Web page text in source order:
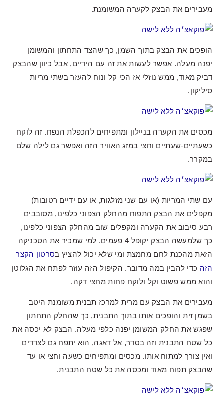
מעבירים את הבצק לקערה המשומנת.
הופכים את הבצק בתוך השמן, כך שהצד התחתון והמשומן
יפנה מעלה. אפשר לעשות את זה עם הידיים, אבל כיוון שהבצק
דביק מאוד, ממש נוזלי אז הכי קל ונוח להעזר בשתי מריות
סיליקון.
מכסים את הקערה בניילון ומתפיחים להכפלת הנפח. זה לוקח
כשעתיים-שעתיים וחצי במזג האוויר הזה ואפשר גם לילה שלם
במקרר.
עם שתי המריות (או עם שני מזלגות, או עם ידיים רטובות)
מקפלים את הבצק התפוח מהחלק הצפוני כלפינו, מסובבים
רבע סיבוב את הקערה ומקפלים שוב מהחלק הצפוני כלפינו,
כך שלמעשה הבצק יקופל 4 פעמים. למי שמכיר את הטכניקה
הזאת מהכנת לחם מחמצת ומי שלא יכול להציץ בסרטון הקצר
הזה כדי להבין במה מדובר. הקיפול הזה עוזר לפתח את הגלוטן
והוא ממש פשוט וקל ולוקח פחות מחצי דקה.
מעבירים את הבצק עם מרית למרכז תבנית משומנת היטב
בשמן זית והופכים אותו בתוך התבנית, כך שהחלק התחתון
שפגש את החלק המשומן יפנה כלפי מעלה. הבצק לא יכסה את
כל שטח התבנית וזה בסדר, אל דאגה, הוא יתפח גם לצדדים
ואין צורך למתוח אותו. מכסים ומתפיחים כשעה וחצי או עד
שהבצק תפוח מאוד ומכסה את כל שטח התבנית.